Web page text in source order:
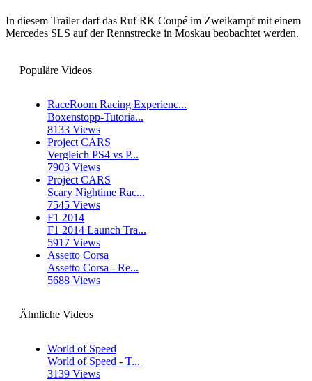
In diesem Trailer darf das Ruf RK Coupé im Zweikampf mit einem
Mercedes SLS auf der Rennstrecke in Moskau beobachtet werden.
Populäre Videos
RaceRoom Racing Experienc...
Boxenstopp-Tutoria...
8133 Views
Project CARS
Vergleich PS4 vs P...
7903 Views
Project CARS
Scary Nightime Rac...
7545 Views
F1 2014
F1 2014 Launch Tra...
5917 Views
Assetto Corsa
Assetto Corsa - Re...
5688 Views
Ähnliche Videos
World of Speed
World of Speed - T...
3139 Views